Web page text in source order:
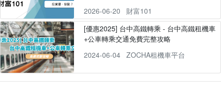
2026-06-20
財富101
[優惠2025] 台中高鐵轉乘 - 台中高鐵租機車
+公車轉乘交通免費完整攻略
2024-06-04
ZOCHA租機車平台